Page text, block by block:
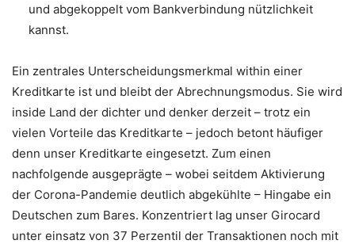
und abgekoppelt vom Bankverbindung nützlichkeit
kannst.
Ein zentrales Unterscheidungsmerkmal within einer
Kreditkarte ist und bleibt der Abrechnungsmodus. Sie wird
inside Land der dichter und denker derzeit – trotz ein
vielen Vorteile das Kreditkarte – jedoch betont häufiger
denn unser Kreditkarte eingesetzt. Zum einen
nachfolgende ausgeprägte – wobei seitdem Aktivierung
der Corona-Pandemie deutlich abgekühlte – Hingabe ein
Deutschen zum Bares. Konzentriert lag unser Girocard
unter einsatz von 37 Perzentil der Transaktionen noch mit